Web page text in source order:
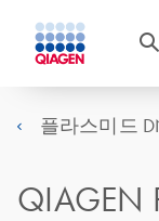
플라스미드
QIAGEN